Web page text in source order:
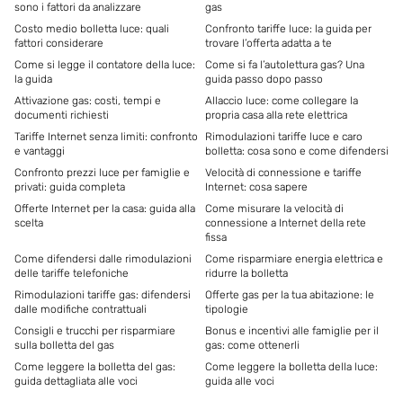
sono i fattori da analizzare
gas
Costo medio bolletta luce: quali
fattori considerare
Confronto tariffe luce: la guida per
trovare l’offerta adatta a te
Come si legge il contatore della luce:
la guida
Come si fa l’autolettura gas? Una
guida passo dopo passo
Attivazione gas: costi, tempi e
documenti richiesti
Allaccio luce: come collegare la
propria casa alla rete elettrica
Tariffe Internet senza limiti: confronto
e vantaggi
Rimodulazioni tariffe luce e caro
bolletta: cosa sono e come difendersi
Confronto prezzi luce per famiglie e
privati: guida completa
Velocità di connessione e tariffe
Internet: cosa sapere
Offerte Internet per la casa: guida alla
scelta
Come misurare la velocità di
connessione a Internet della rete
fissa
Come difendersi dalle rimodulazioni
delle tariffe telefoniche
Come risparmiare energia elettrica e
ridurre la bolletta
Rimodulazioni tariffe gas: difendersi
dalle modifiche contrattuali
Offerte gas per la tua abitazione: le
tipologie
Consigli e trucchi per risparmiare
sulla bolletta del gas
Bonus e incentivi alle famiglie per il
gas: come ottenerli
Come leggere la bolletta del gas:
guida dettagliata alle voci
Come leggere la bolletta della luce:
guida alle voci